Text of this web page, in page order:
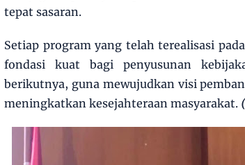
tepat sasaran.
Setiap program yang telah terealisasi
fondasi kuat bagi penyusunan
berikutnya, guna mewujudkan visi
meningkatkan kesejahteraan masyarakat.